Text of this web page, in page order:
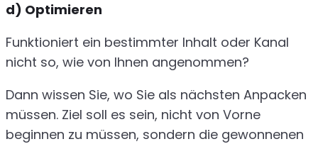
d) Optimieren
Funktioniert ein bestimmter Inhalt oder Kanal
nicht so, wie von Ihnen angenommen?
Dann wissen Sie, wo Sie als nächsten Anpacken
müssen. Ziel soll es sein, nicht von Vorne
beginnen zu müssen, sondern die gewonnenen